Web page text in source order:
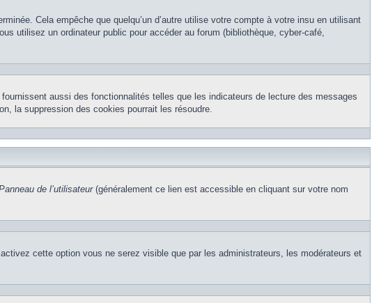
Cela empêche que quelqu’un d’autre utilise votre compte à votre insu en utilisant
utilisez un ordinateur public pour accéder au forum (bibliothèque, cyber-café,
aussi des fonctionnalités telles que les indicateurs de lecture des messages
la suppression des cookies pourrait les résoudre.
de l’utilisateur(généralement ce lien est accessible en cliquant sur votre nom
cette option vous ne serez visible que par les administrateurs, les modérateurs et